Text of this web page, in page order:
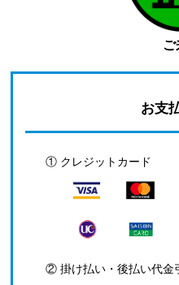
ご
お支
① クレジットカード
② 掛け払い・後払い代金